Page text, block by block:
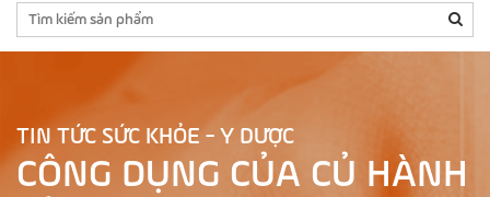
TIN TỨC SỨC KHỎE - Y DƯỢC
CÔNG DỤNG CỦA CỦ HÀNH